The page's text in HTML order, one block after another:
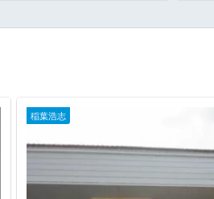
稲葉浩志